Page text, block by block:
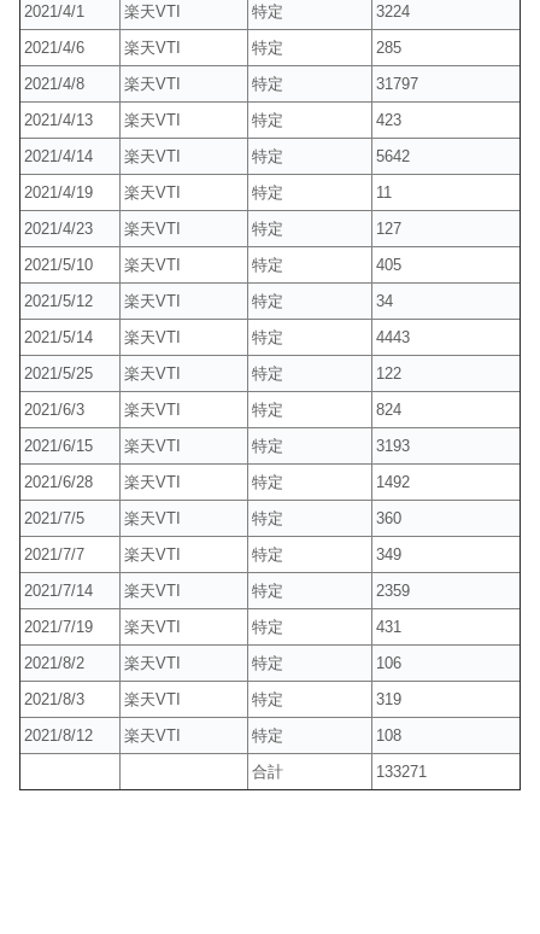
2021/4/1
楽天VTI 特定
3224
2021/4/6
楽天VTI 特定
285
2021/4/8
楽天VTI 特定
31797
2021/4/13
楽天VTI 特定
423
2021/4/14
楽天VTI 特定
5642
2021/4/19
楽天VTI 特定
11
2021/4/23
楽天VTI 特定
127
2021/5/10
楽天VTI 特定
405
2021/5/12
楽天VTI 特定
34
2021/5/14
楽天VTI 特定
4443
2021/5/25
楽天VTI 特定
122
2021/6/3
楽天VTI 特定
824
2021/6/15
楽天VTI 特定
3193
2021/6/28
楽天VTI 特定
1492
2021/7/5
楽天VTI 特定
360
2021/7/7
楽天VTI 特定
349
2021/7/14
楽天VTI 特定
2359
2021/7/19
楽天VTI 特定
431
2021/8/2
楽天VTI 特定
106
2021/8/3
楽天VTI 特定
319
2021/8/12
楽天VTI 特定
108
合計
133271